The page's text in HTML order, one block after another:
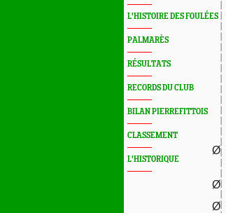
L'HISTOIRE DES FOULÉES
PALMARÈS
RÉSULTATS
RECORDS DU CLUB
BILAN PIERREFITTOIS
CLASSEMENT
L'HISTORIQUE
Ø
Ø
Ø